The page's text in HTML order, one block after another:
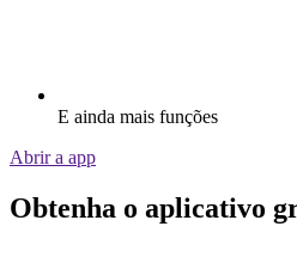
E ainda mais funções
Abrir a app
Obtenha o aplicativo